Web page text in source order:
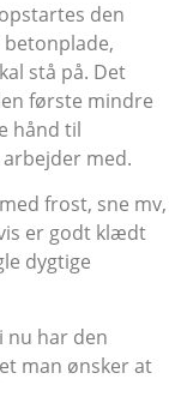
den
stå på. Det
første mindre
hånd til
med.
frost, sne mv,
er godt klædt
dygtige
nu har den
man ønsker at